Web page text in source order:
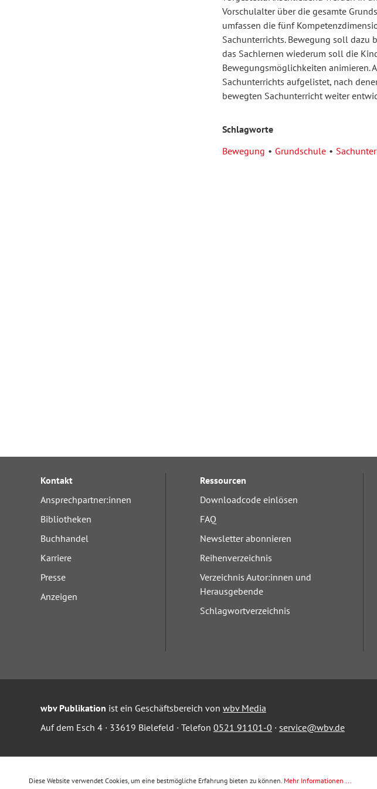
Vorschulalter über die gesamte
umfassen die fünf
Sachunterrichts. Bewegung soll dazu
das Sachlernen wiederum soll die
Bewegungsmöglichkeiten animieren.
Sachunterrichts aufgelistet, nach
bewegten Sachunterricht weiter
Schlagworte
Bewegung
Grundschule
Kontakt
Ansprechpartner:innen
Bibliotheken
Buchhandel
Karriere
Presse
Anzeigen
Ressourcen
Downloadcode einlösen
FAQ
Newsletter abonnieren
Reihenverzeichnis
Verzeichnis Autor:innen und
Herausgebende
Schlagwortverzeichnis
wbv Publikation ist ein Geschäftsbereich von wbv Media
Auf dem Esch 4 · 33619 Bielefeld · Telefon 0521 91101-0 · service@wbv.de
Diese Website verwendet Cookies, um eine bestmögliche Erfahrung bieten zu können. Mehr Informationen ...